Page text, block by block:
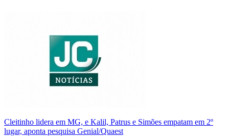
Cleitinho lidera em MG, e Kalil, Patrus e Simões empatam em 2º
lugar, aponta pesquisa Genial/Quaest